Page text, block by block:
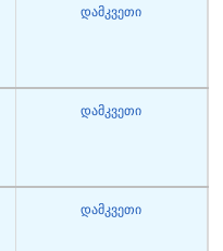
დამკვეთი
დამკვეთი
დამკვეთი